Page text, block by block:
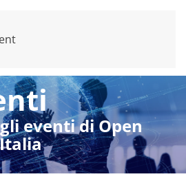
eventi di Open